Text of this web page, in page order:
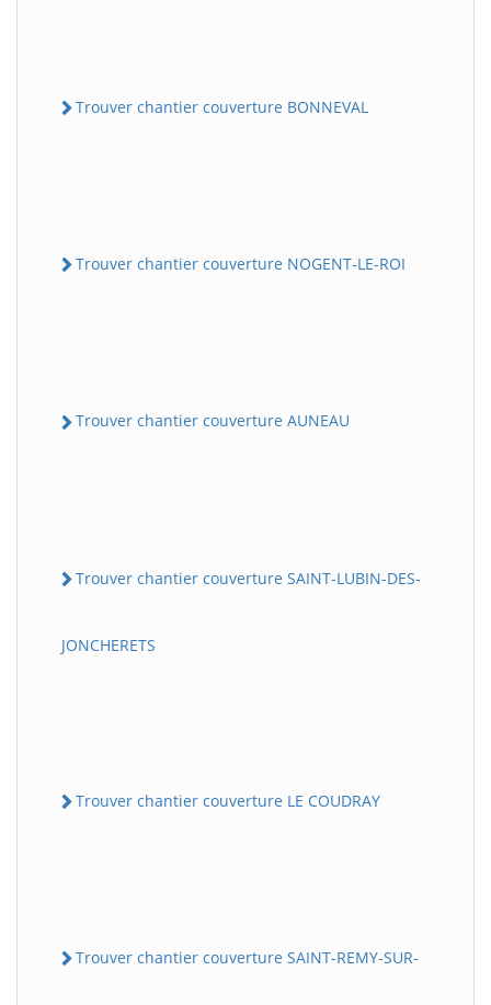
Trouver chantier couverture BONNEVAL
Trouver chantier couverture NOGENT-LE-ROI
Trouver chantier couverture AUNEAU
Trouver chantier couverture SAINT-LUBIN-DES-
JONCHERETS
Trouver chantier couverture LE COUDRAY
Trouver chantier couverture SAINT-REMY-SUR-